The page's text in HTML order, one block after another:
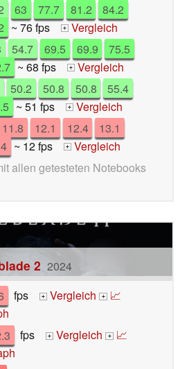
63 77.7 81.2
84.2
~ 76 fps +
Vergleich
54.7 69.5 69.9
75.5
~ 68 fps +
Vergleich
50.2 50.8 50.8
55.4
~ 51 fps +
Vergleich
11.8 12.1 12.4
13.1
~ 12 fps +
Vergleich
allen getesteten Notebooks
2 2024
fps + Vergleich + 📈
fps + Vergleich + 📈